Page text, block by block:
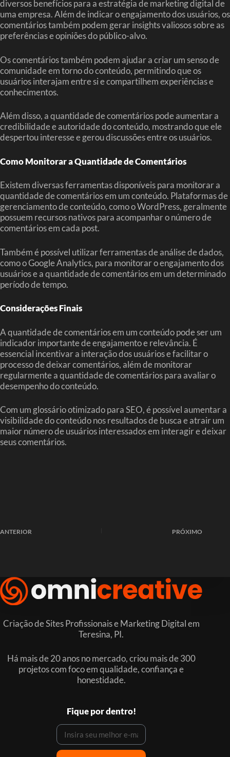
diversos benefícios para a estratégia de marketing digital de
uma empresa. Além de indicar o engajamento dos usuários, os
comentários também podem gerar insights valiosos sobre as
preferências e opiniões do público-alvo.
Os comentários também podem ajudar a criar um senso de
comunidade em torno do conteúdo, permitindo que os
usuários interajam entre si e compartilhem experiências e
conhecimentos.
Além disso, a quantidade de comentários pode aumentar a
credibilidade e autoridade do conteúdo, mostrando que ele
despertou interesse e gerou discussões entre os usuários.
Como Monitorar a Quantidade de Comentários
Existem diversas ferramentas disponíveis para monitorar a
quantidade de comentários em um conteúdo. Plataformas de
gerenciamento de conteúdo, como o WordPress, geralmente
possuem recursos nativos para acompanhar o número de
comentários em cada post.
Também é possível utilizar ferramentas de análise de dados,
como o Google Analytics, para monitorar o engajamento dos
usuários e a quantidade de comentários em um determinado
período de tempo.
Considerações Finais
A quantidade de comentários em um conteúdo pode ser um
indicador importante de engajamento e relevância. É
essencial incentivar a interação dos usuários e facilitar o
processo de deixar comentários, além de monitorar
regularmente a quantidade de comentários para avaliar o
desempenho do conteúdo.
Com um glossário otimizado para SEO, é possível aumentar a
visibilidade do conteúdo nos resultados de busca e atrair um
maior número de usuários interessados em interagir e deixar
seus comentários.
ANTERIOR PRÓXIMO
Criação de Sites Profissionais e Marketing Digital em
Teresina, PI.
Há mais de 20 anos no mercado, criou mais de 300
projetos com foco em qualidade, confiança e
honestidade.
Fique por dentro!